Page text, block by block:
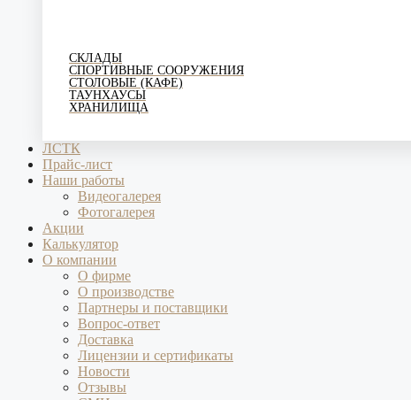
СКЛАДЫ
СПОРТИВНЫЕ СООРУЖЕНИЯ
СТОЛОВЫЕ (КАФЕ)
ТАУНХАУСЫ
ХРАНИЛИЩА
ЛСТК
Прайс-лист
Наши работы
Видеогалерея
Фотогалерея
Акции
Калькулятор
О компании
О фирме
О производстве
Партнеры и поставщики
Вопрос-ответ
Доставка
Лицензии и сертификаты
Новости
Отзывы